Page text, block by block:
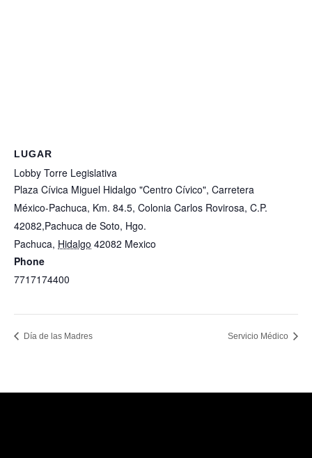
LUGAR
Lobby Torre Legislativa
Plaza Cívica Miguel Hidalgo "Centro Cívico", Carretera
México-Pachuca, Km. 84.5, Colonia Carlos Rovirosa, C.P.
42082,Pachuca de Soto, Hgo.
Pachuca, Hidalgo 42082 Mexico
Phone
7717174400
Día de las Madres Servicio Médico